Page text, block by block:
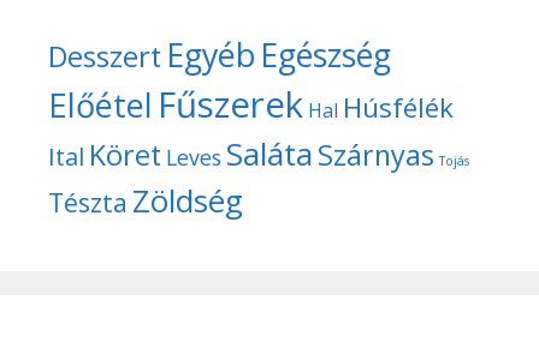
Desszert Egyéb Egészség
Előétel Fűszerek Hal Húsfélék
Ital Köret Leves SalátaSzárnyas Tojás
Tészta Zöldség